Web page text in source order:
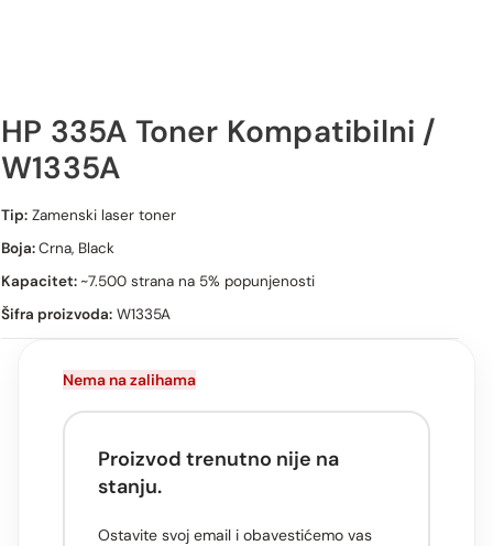
HP 335A Toner Kompatibilni /
W1335A
HP 335A Toner Kompatibilni / W1335A
Tip: Zamenski laser toner
Boja:Crna, Black
Kapacitet: ~7.500 strana na 5% popunjenosti
Šifra proizvoda: W1335A
Nema na zalihama
Proizvod trenutno nije na
stanju.
Ostavite svoj email i obavestićemo vas